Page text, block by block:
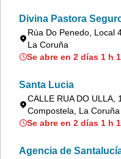
Divina Pastora
Rúa Do Penedo, Local
La Coruña
Se abre en 2 días 1 h
Santa Lucia
CALLE RUA DO ULLA,
Compostela, La Coruña
Se abre en 2 días 1 h
Agencia de